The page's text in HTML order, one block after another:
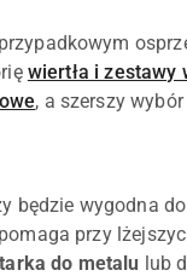
wiertła i zestawy
, a szerszy
będzie wygodna
przy
do metalu lub